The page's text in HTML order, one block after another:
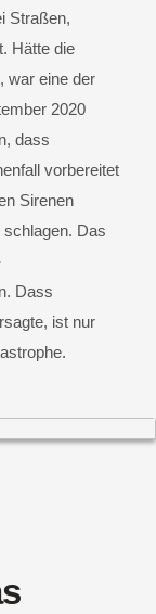
Straßen,
Hätte die
war eine der
2020
dass
vorbereitet
Sirenen
schlagen. Das
Dass
ist nur